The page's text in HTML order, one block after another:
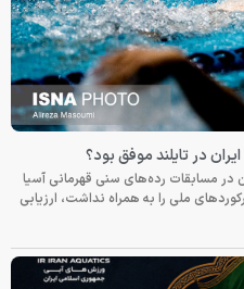
در تایلند موفق بود؟
در مسابقات رده‌های سنی قهرمانی آسیا
رکوردهای ملی را به همراه نداشت، ارزیابی